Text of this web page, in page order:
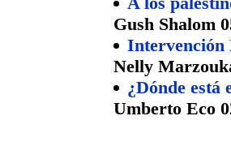
Gush Shalom
Intervención
Nelly
¿Dónde está
Umberto Eco